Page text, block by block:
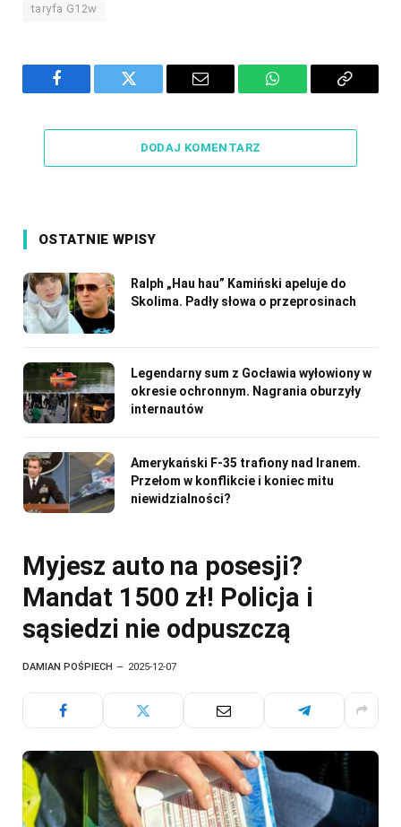
taryfa G12w
Facebook Twitter Email WhatsAppCopy
DODAJ KOMENTARZ
OSTATNIE WPISY
Ralph „Hau hau” Kamiński apeluje do
Skolima. Padły słowa o przeprosinach
Legendarny sum z Gocławia wyłowiony w
okresie ochronnym. Nagrania oburzyły
internautów
Amerykański F-35 trafiony nad Iranem.
Przełom w konflikcie i koniec mitu
niewidzialności?
Myjesz auto na posesji?
Mandat 1500 zł! Policja i
sąsiedzi nie odpuszczą
DAMIAN POŚPIECH 2025-12-07